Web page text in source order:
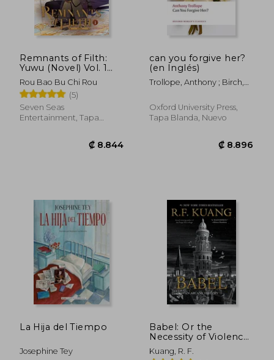
₡ 5.329
Remnants of Filth:
Yuwu (Novel) Vol. 1
(en Inglés)
Rou Bao Bu Chi Rou
(5)
Seven Seas
Entertainment, Tapa
can you forgive her?
(en Inglés)
Trollope, Anthony ; Birch,
Oxford University Press,
Tapa Blanda, Nuevo
La Hija del Tiempo
Josephine Tey
Babel: Or the
Necessity of Violence:
An Arcane History of
the Oxford
Kuang, R. F.